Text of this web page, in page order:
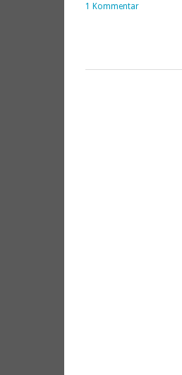
1 Kommentar